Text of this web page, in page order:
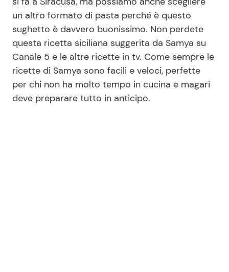
Viaggi e Turismo
Festività
Ricette Feste
Ricette per Bambini
Seguici
un altro formato di pasta perché è questo
sughetto è davvero buonissimo. Non perdete
questa ricetta siciliana suggerita da Samya su
Canale 5 e le altre ricette in tv. Come sempre le
ricette di Samya sono facili e veloci, perfette
per chi non ha molto tempo in cucina e magari
deve preparare tutto in anticipo.